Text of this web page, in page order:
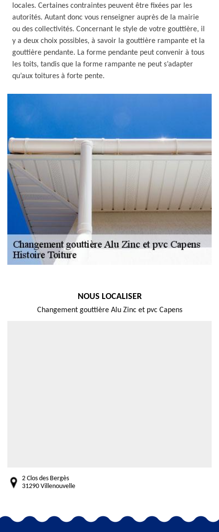
locales. Certaines contraintes peuvent être fixées par les
autorités. Autant donc vous renseigner auprès de la mairie
ou des collectivités. Concernant le style de votre gouttière, il
y a deux choix possibles, à savoir la gouttière rampante et la
gouttière pendante. La forme pendante peut convenir à tous
les toits, tandis que la forme rampante ne peut s’adapter
qu’aux toitures à forte pente.
NOUS LOCALISER
Changement gouttière Alu Zinc et pvc Capens
2 Clos des Bergès
31290 Villenouvelle